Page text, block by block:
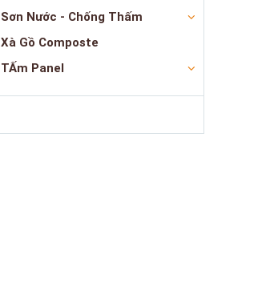
Sơn Nước - Chống Thấm
Xà Gồ Composte
TẤm Panel